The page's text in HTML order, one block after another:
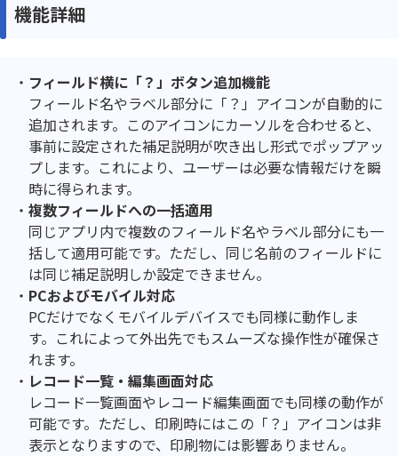
機能詳細
フィールド横に「？」ボタン追加機能
フィールド名やラベル部分に「？」アイコンが自動的に
追加されます。このアイコンにカーソルを合わせると、
事前に設定された補足説明が吹き出し形式でポップアッ
プします。これにより、ユーザーは必要な情報だけを瞬
時に得られます。
複数フィールドへの一括適用
同じアプリ内で複数のフィールド名やラベル部分にも一
括して適用可能です。ただし、同じ名前のフィールドに
は同じ補足説明しか設定できません。
PCおよびモバイル対応
PCだけでなくモバイルデバイスでも同様に動作しま
す。これによって外出先でもスムーズな操作性が確保さ
れます。
レコード一覧・編集画面対応
レコード一覧画面やレコード編集画面でも同様の動作が
可能です。ただし、印刷時にはこの「？」アイコンは非
表示となりますので、印刷物には影響ありません。